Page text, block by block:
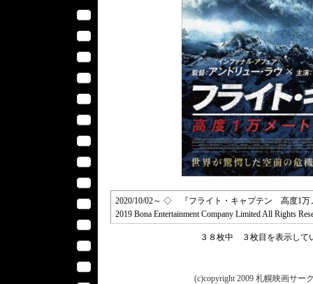
2020/10/02～ ◇ 『フライト・キャプテン 高度1万
2019 Bona Entertainment Company Limited All Rights
３８枚中 ３枚目を表示し
(c)copyright 2009 札幌映画サー